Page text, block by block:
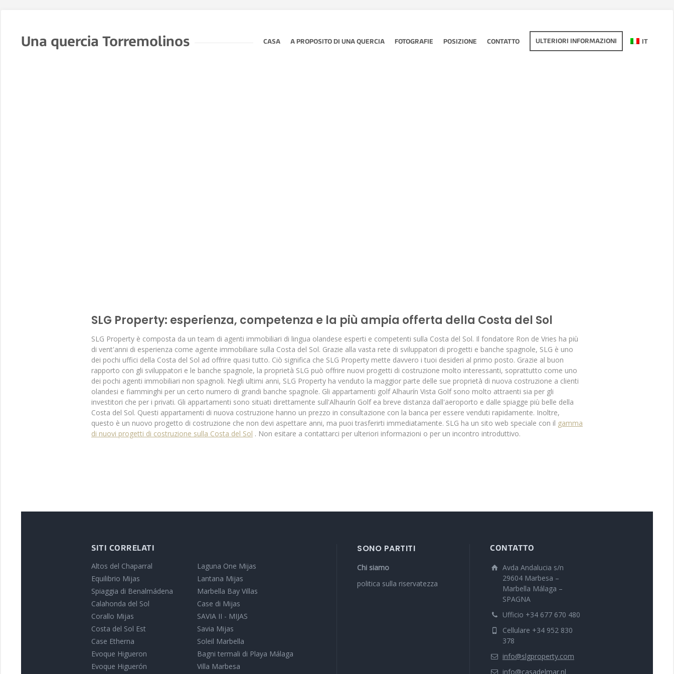
Una quercia Torremolinos CASA A PROPOSITO DI UNA QUERCIA FOTOGRAFIE POSIZIONE CONTATTO ULTERIORI INFORMAZIONI IT
SLG Property: esperienza, competenza e la più ampia offerta della Costa del Sol
SLG Property è composta da un team di agenti immobiliari di lingua olandese esperti e competenti sulla Costa del Sol. Il fondatore Ron de Vries ha più
di vent'anni di esperienza come agente immobiliare sulla Costa del Sol. Grazie alla vasta rete di sviluppatori di progetti e banche spagnole, SLG è uno
dei pochi uffici della Costa del Sol ad offrire quasi tutto. Ciò significa che SLG Property mette davvero i tuoi desideri al primo posto. Grazie al buon
rapporto con gli sviluppatori e le banche spagnole, la proprietà SLG può offrire nuovi progetti di costruzione molto interessanti, soprattutto come uno
dei pochi agenti immobiliari non spagnoli. Negli ultimi anni, SLG Property ha venduto la maggior parte delle sue proprietà di nuova costruzione a clienti
olandesi e fiamminghi per un certo numero di grandi banche spagnole. Gli appartamenti golf Alhaurín Vista Golf sono molto attraenti sia per gli
investitori che per i privati. Gli appartamenti sono situati direttamente sull'Alhaurín Golf ea breve distanza dall'aeroporto e dalle spiagge più belle della
Costa del Sol. Questi appartamenti di nuova costruzione hanno un prezzo in consultazione con la banca per essere venduti rapidamente. Inoltre,
questo è un nuovo progetto di costruzione che non devi aspettare anni, ma puoi trasferirti immediatamente. SLG ha un sito web speciale con il gamma
di nuovi progetti di costruzione sulla Costa del Sol . Non esitare a contattarci per ulteriori informazioni o per un incontro introduttivo.
SITI CORRELATI
Altos del Chaparral
Equilibrio Mijas
Spiaggia di Benalmádena
Calahonda del Sol
Corallo Mijas
Costa del Sol Est
Case Etherna
Evoque Higueron
Evoque Higuerón
Laguna One Mijas
Lantana Mijas
Marbella Bay Villas
Case di Mijas
SAVIA II - MIJAS
Savia Mijas
Soleil Marbella
Bagni termali di Playa Málaga
Villa Marbesa
SONO PARTITI
Chi siamo
politica sulla riservatezza
CONTATTO
Avda Andalucia s/n
29604 Marbesa –
Marbella Málaga –
SPAGNA
Ufficio +34 677 670 480
Cellulare +34 952 830
378
info@slgproperty.com
info@casadelmar.nl